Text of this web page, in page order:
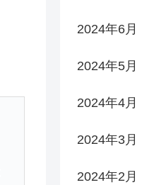
2024年6月
2024年5月
2024年4月
2024年3月
2024年2月